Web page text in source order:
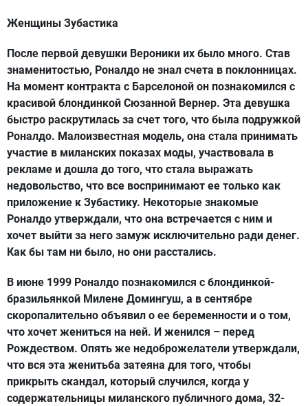
Женщины Зубастика
После первой девушки Вероники их было много. Став
знаменитостью, Роналдо не знал счета в поклонницах.
На момент контракта с Барселоной он познакомился с
красивой блондинкой Сюзанной Вернер. Эта девушка
быстро раскрутилась за счет того, что была подружкой
Роналдо. Малоизвестная модель, она стала принимать
участие в миланских показах моды, участвовала в
рекламе и дошла до того, что стала выражать
недовольство, что все воспринимают ее только как
приложение к Зубастику. Некоторые знакомые
Роналдо утверждали, что она встречается с ним и
хочет выйти за него замуж исключительно ради денег.
Как бы там ни было, но они расстались.
В июне 1999 Роналдо познакомился с блондинкой-
бразильянкой Милене Домингуш, а в сентябре
скоропалительно объявил о ее беременности и о том,
что хочет жениться на ней. И женился – перед
Рождеством. Опять же недоброжелатели утверждали,
что вся эта женитьба затеяна для того, чтобы
прикрыть скандал, который случился, когда у
содержательницы миланского публичного дома, 32-